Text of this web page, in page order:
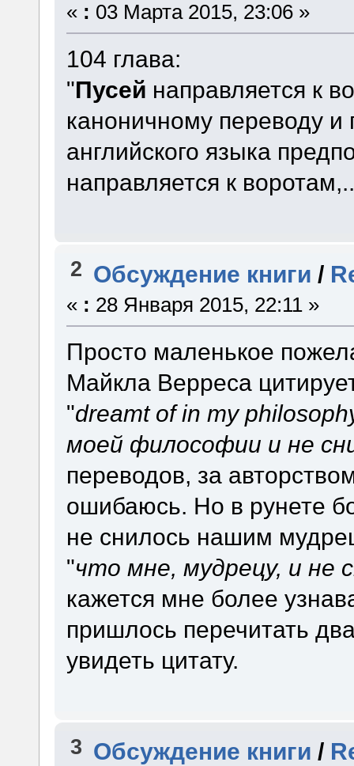
« : 03 Марта 2015, 23:06 »
104 глава:
"Пусей направляется к
каноничному переводу
английского языка
направляется к
2 Обсуждение книги /
« : 28 Января 2015, 22:11 »
Просто маленькое
Майкла Верреса
"dreamt of in my
моей философии и не
переводов, за
ошибаюсь. Но в рунете
не снилось нашим
"что мне, мудрецу, и не
кажется мне более
пришлось перечитать
увидеть цитату.
3 Обсуждение книги /